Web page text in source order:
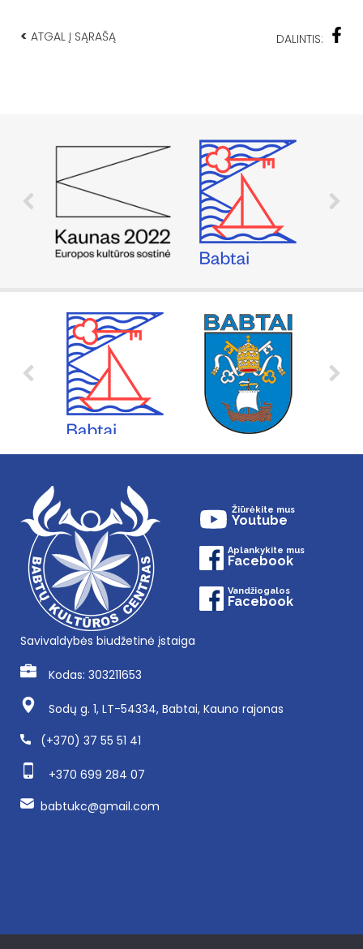
< ATGAL Į SĄRAŠĄ DALINTIS:
Žiūrėkite mus
Youtube
Aplankykite mus
Facebook
Vandžiogalos
Facebook
Savivaldybės biudžetinė įstaiga
Kodas: 303211653
Sodų g. 1, LT-54334, Babtai, Kauno rajonas
(+370) 37 55 51 41
+370 699 284 07
babtukc@gmail.com